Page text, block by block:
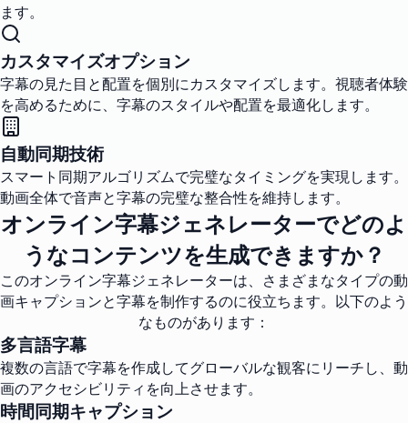
ます。
カスタマイズオプション
字幕の見た目と配置を個別にカスタマイズします。視聴者体験
を高めるために、字幕のスタイルや配置を最適化します。
自動同期技術
スマート同期アルゴリズムで完璧なタイミングを実現します。
動画全体で音声と字幕の完璧な整合性を維持します。
オンライン字幕ジェネレーターでどのよ
うなコンテンツを生成できますか？
このオンライン字幕ジェネレーターは、さまざまなタイプの動
画キャプションと字幕を制作するのに役立ちます。以下のよう
なものがあります：
多言語字幕
複数の言語で字幕を作成してグローバルな観客にリーチし、動
画のアクセシビリティを向上させます。
時間同期キャプション